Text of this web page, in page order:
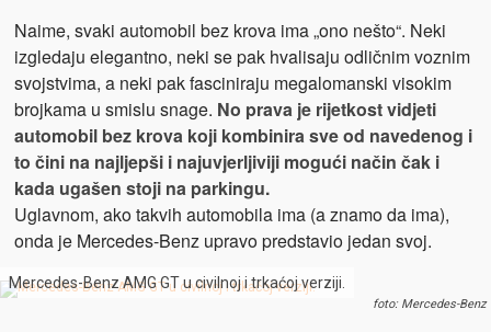
Naime, svaki automobil bez krova ima „ono nešto“. Neki
izgledaju elegantno, neki se pak hvalisaju odličnim voznim
svojstvima, a neki pak fasciniraju megalomanski visokim
brojkama u smislu snage. No prava je rijetkost vidjeti
automobil bez krova koji kombinira sve od navedenog i
to čini na najljepši i najuvjerljiviji mogući način čak i
kada ugašen stoji na parkingu.
Uglavnom, ako takvih automobila ima (a znamo da ima),
onda je Mercedes-Benz upravo predstavio jedan svoj.
Mercedes-Benz AMG GT u civilnoj i trkaćoj verziji.
foto: Mercedes-Benz